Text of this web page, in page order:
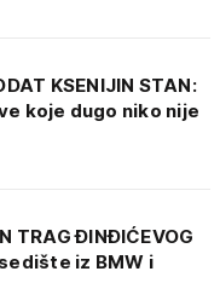
KSENIJIN STAN:
koje dugo niko nije
TRAG ĐINĐIĆEVOG
iz BMW i